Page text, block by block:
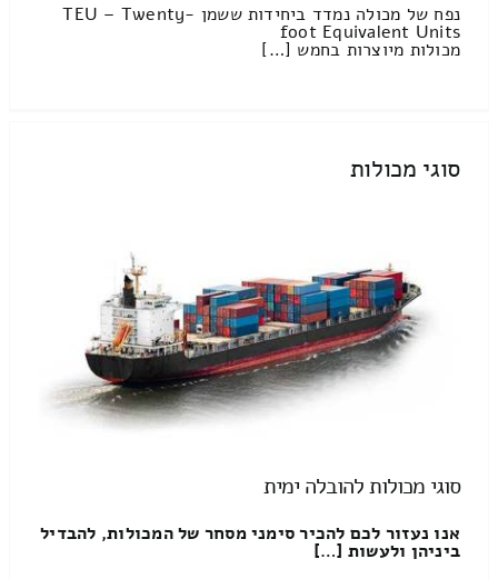
נפח של מכולה נמדד ביחידות ששמן TEU – Twenty-
foot Equivalent Units
מכולות מיוצרות בחמש […]
סוגי מכולות
סוגי מכולות להובלה ימית
אנו נעזור לכם להכיר סימני מסחר של המכולות, להבדיל
ביניהן ולעשות […]